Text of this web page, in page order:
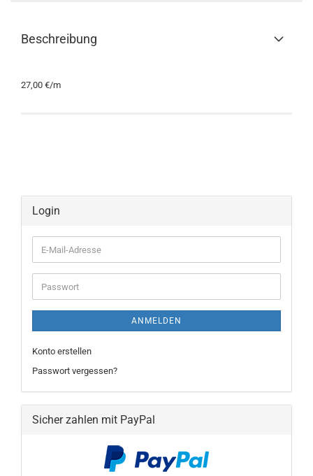
Beschreibung
27,00 €/m
Login
E-
Mail-
Adresse
Passwort
ANMELDEN
Konto erstellen
Passwort vergessen?
Sicher zahlen mit PayPal